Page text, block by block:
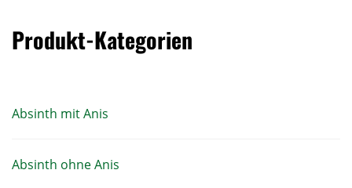
Produkt-Kategorien
Absinth mit Anis
Absinth ohne Anis